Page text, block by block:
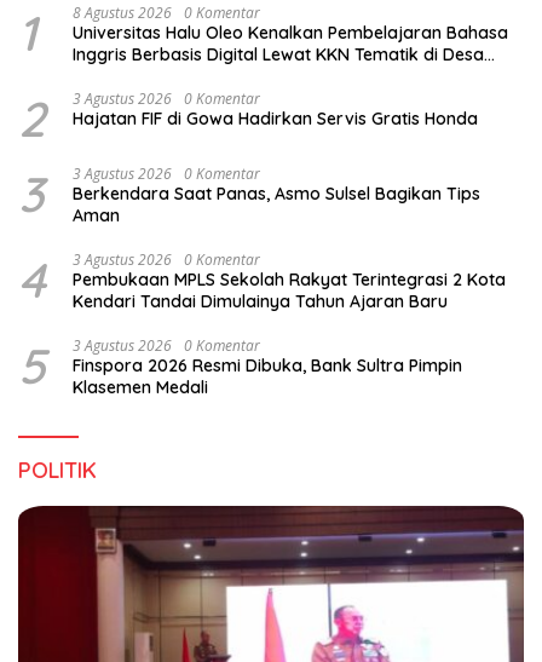
1 8 Agustus 2026 0 Komentar
Universitas Halu Oleo Kenalkan Pembelajaran Bahasa
Inggris Berbasis Digital Lewat KKN Tematik di Desa
2 3 Agustus 2026 0 Komentar
Hajatan FIF di Gowa Hadirkan Servis Gratis Honda
3 3 Agustus 2026 0 Komentar
Berkendara Saat Panas, Asmo Sulsel Bagikan Tips
Aman
4 3 Agustus 2026 0 Komentar
Pembukaan MPLS Sekolah Rakyat Terintegrasi 2 Kota
Kendari Tandai Dimulainya Tahun Ajaran Baru
5 3 Agustus 2026 0 Komentar
Finspora 2026 Resmi Dibuka, Bank Sultra Pimpin
Klasemen Medali
POLITIK